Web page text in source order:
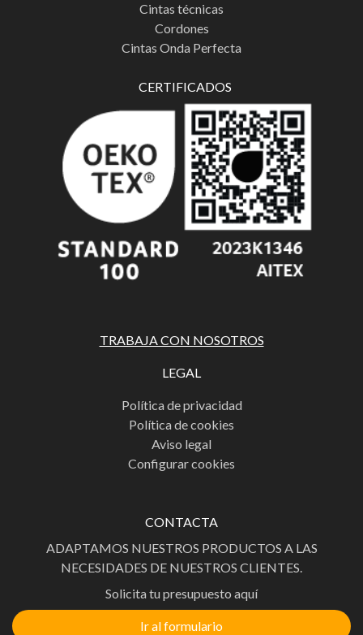
Cintas técnicas
Cordones
Cintas Onda Perfecta
CERTIFICADOS
TRABAJA CON NOSOTROS
LEGAL
Política de privacidad
Política de cookies
Aviso legal
Configurar cookies
CONTACTA
ADAPTAMOS NUESTROS PRODUCTOS A LAS
NECESIDADES DE NUESTROS CLIENTES.
Solicita tu presupuesto aquí
Ir al formulario